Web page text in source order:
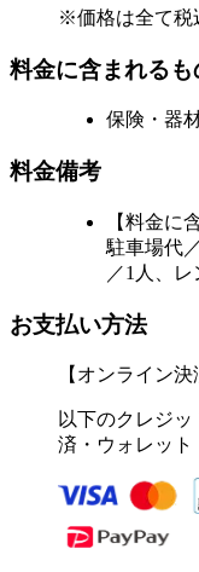
※価格は全て税
料金に含まれるも
保険・器
料金備考
【料金に
駐車場代
／1人、
お支払い方法
【オンライン決
以下のクレジ
済・ウォレット